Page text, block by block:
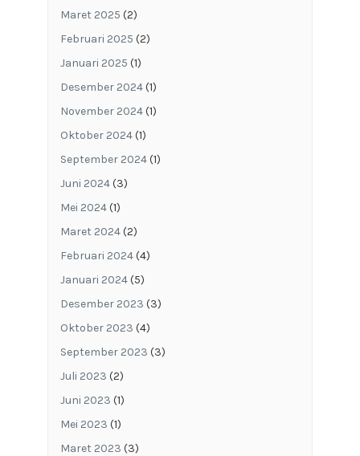
Maret 2025 (2)
Februari 2025 (2)
Januari 2025 (1)
Desember 2024(1)
November 2024(1)
Oktober 2024(1)
September 2024(1)
Juni 2024(3)
Mei 2024(1)
Maret 2024(2)
Februari 2024(4)
Januari 2024(5)
Desember 2023 (3)
Oktober 2023 (4)
September 2023 (3)
Juli 2023 (2)
Juni 2023 (1)
Mei 2023 (1)
Maret 2023 (3)